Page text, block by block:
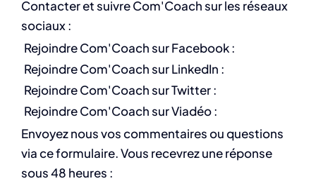
Contacter et suivre Com'Coach sur les réseaux
sociaux :
Rejoindre Com'Coach sur Facebook :
Rejoindre Com'Coach sur LinkedIn :
Rejoindre Com'Coach sur Twitter :
Rejoindre Com'Coach sur Viadéo :
Envoyez nous vos commentaires ou questions
via ce formulaire. Vous recevrez une réponse
sous 48 heures :